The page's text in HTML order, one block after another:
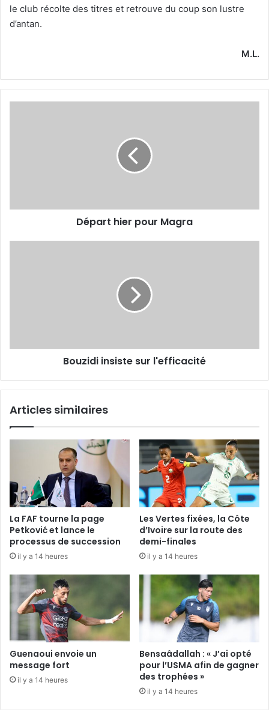
le club récolte des titres et retrouve du coup son lustre
d’antan.
M.L.
Départ hier pour Magra
Bouzidi insiste sur l'efficacité
Articles similaires
La FAF tourne la page
Petković et lance le
processus de succession
il y a 14 heures
Les Vertes fixées, la Côte
d’Ivoire sur la route des
demi-finales
il y a 14 heures
Guenaoui envoie un
message fort
il y a 14 heures
Bensaâdallah : « J’ai opté
pour l’USMA afin de gagner
des trophées »
il y a 14 heures